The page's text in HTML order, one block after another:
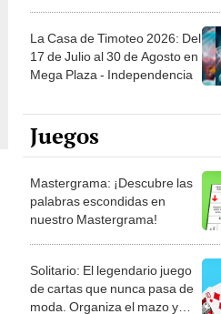
La Casa de Timoteo 2026: Del
17 de Julio al 30 de Agosto en
Mega Plaza - Independencia
Juegos
Mastergrama: ¡Descubre las
palabras escondidas en
nuestro Mastergrama!
Solitario: El legendario juego
de cartas que nunca pasa de
moda. Organiza el mazo y